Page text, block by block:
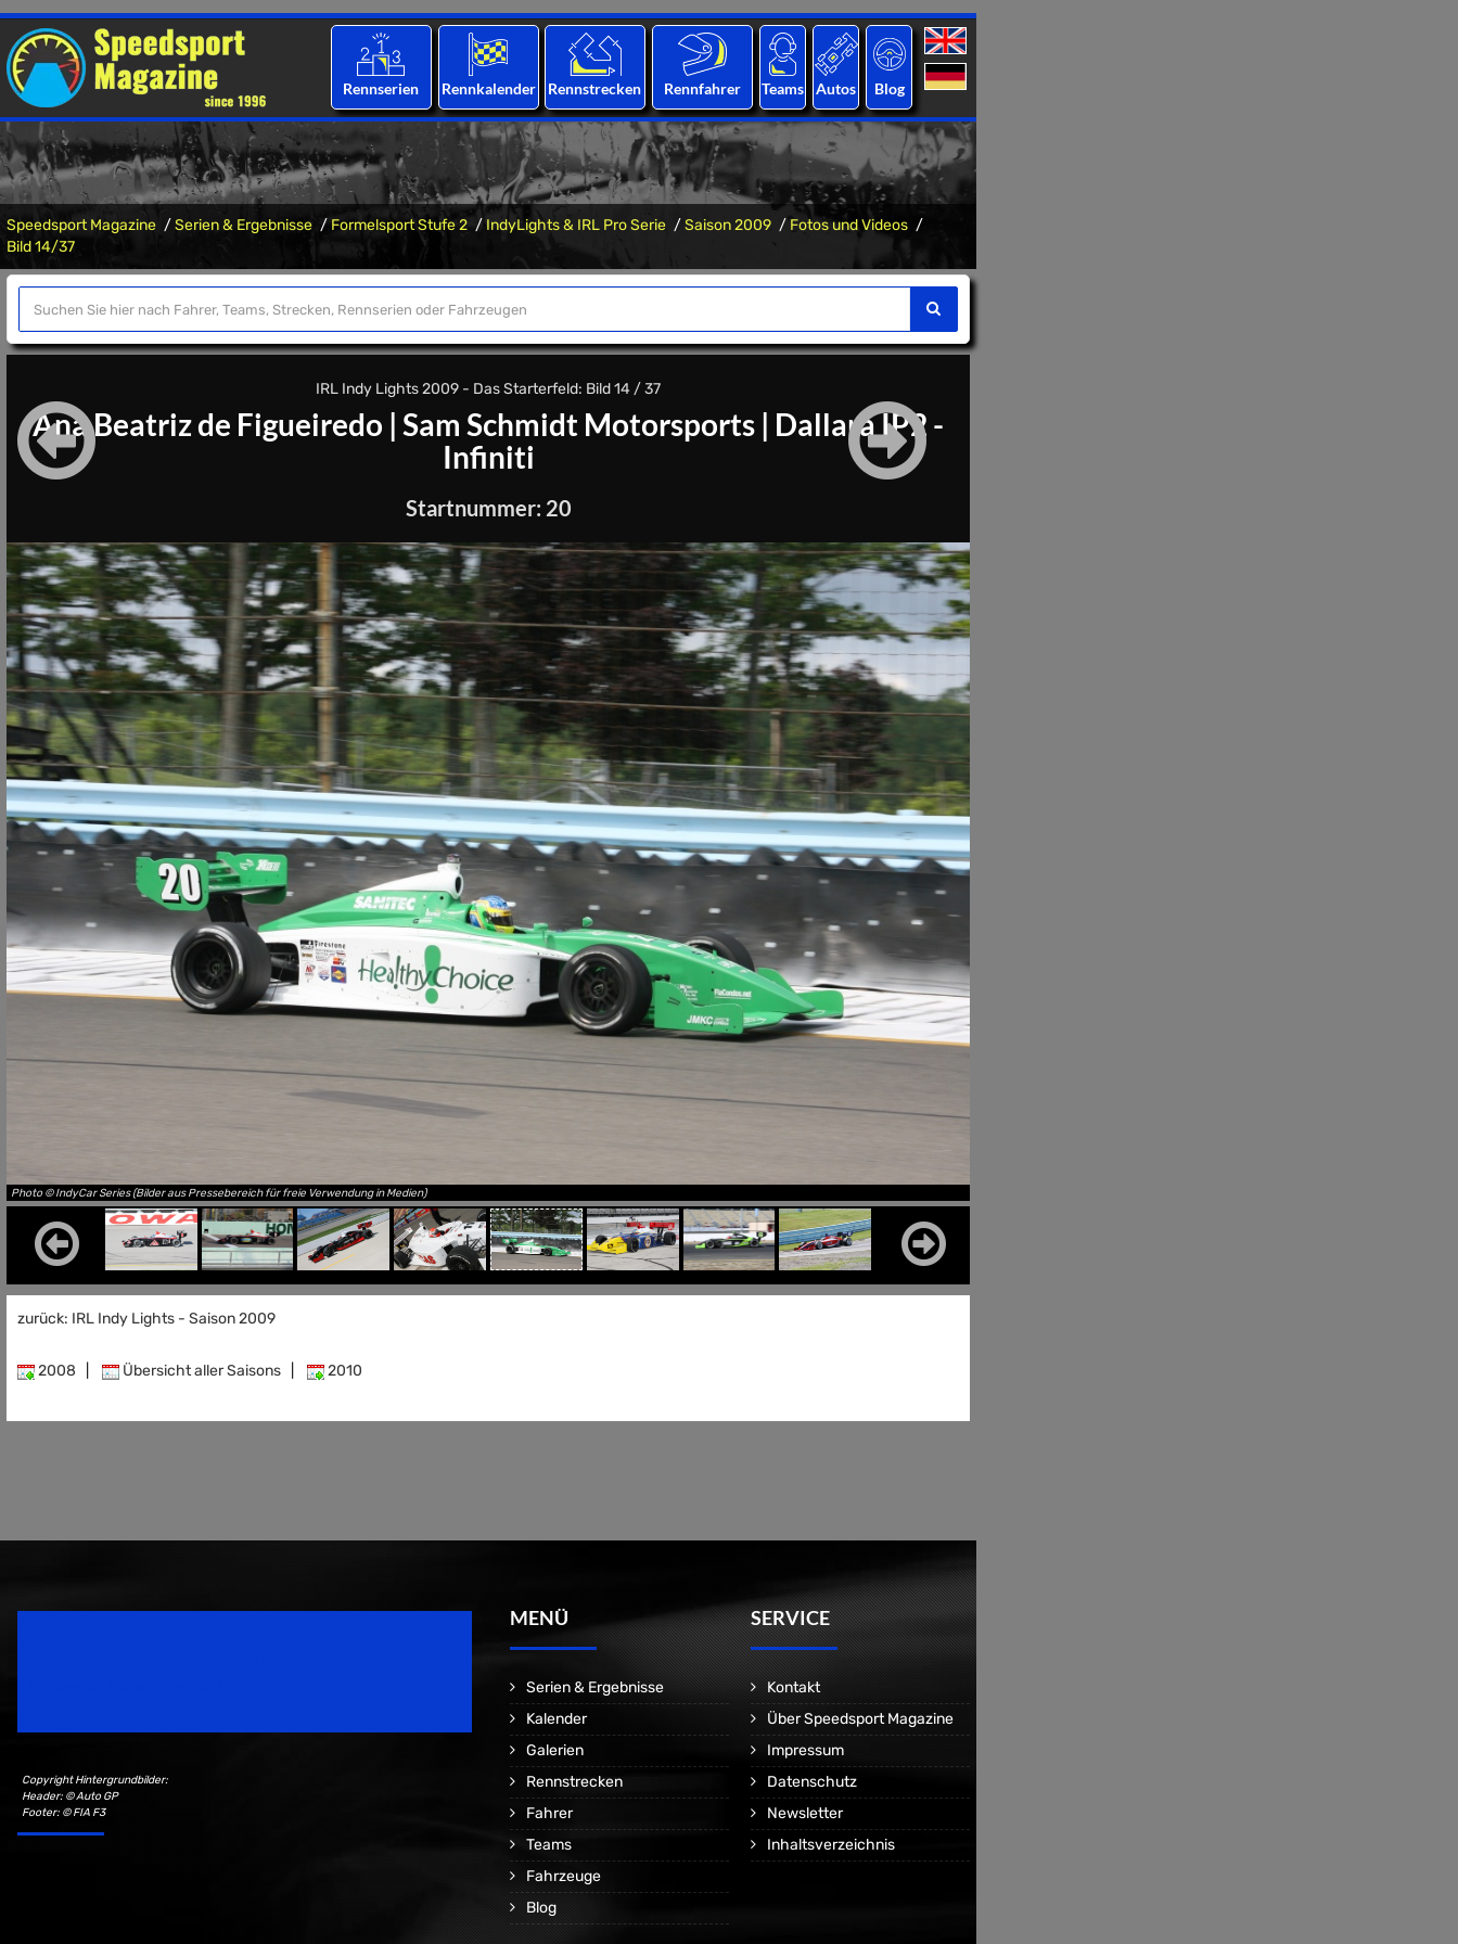
Rennserien Rennkalender Rennstrecken Rennfahrer Teams Autos Blog
Speedsport Magazine Serien & Ergebnisse Formelsport Stufe 2 IndyLights & IRL Pro Serie Saison 2009
Fotos und Videos
Bild 14/37
IRL Indy Lights 2009 - Das Starterfeld: Bild 14 / 37
Ana Beatriz de Figueiredo | Sam Schmidt Motorsports | Dallara IP2 -
Infiniti
Startnummer: 20
Photo © IndyCar Series (Bilder aus Pressebereich für freie Verwendung in Medien)
zurück: IRL Indy Lights - Saison 2009
2008 Übersicht aller Saisons 2010
Copyright Hintergrundbilder:
Header: © Auto GP
Footer: © FIA F3
MENÜ
Serien & Ergebnisse
Kalender
Galerien
Rennstrecken
Fahrer
Teams
Fahrzeuge
Blog
SERVICE
Kontakt
Über Speedsport Magazine
Impressum
Datenschutz
Newsletter
Inhaltsverzeichnis